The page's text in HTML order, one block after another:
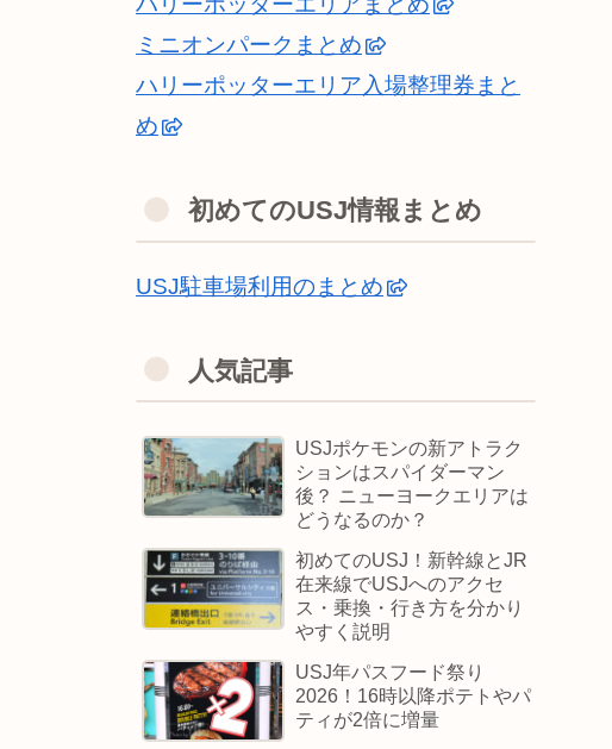
ミニオンパークまとめ
ハリーポッターエリア入場整理券まと
め
初めてのUSJ情報まとめ
USJ駐車場利用のまとめ
人気記事
USJポケモンの新アトラク
ションはスパイダーマン
後？ ニューヨークエリアは
どうなるのか？
初めてのUSJ！新幹線とJR
在来線でUSJへのアクセ
ス・乗換・行き方を分かり
やすく説明
USJ年パスフード祭り
2026！16時以降ポテトやパ
ティが2倍に増量